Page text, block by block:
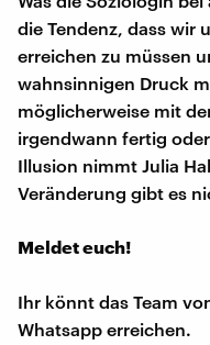
die Tendenz, dass wir
erreichen zu müssen
wahnsinnigen Druck
möglicherweise mit
irgendwann fertig
Illusion nimmt Julia
Veränderung gibt es
Meldet euch!
Ihr könnt das Team
Whatsapp erreichen.